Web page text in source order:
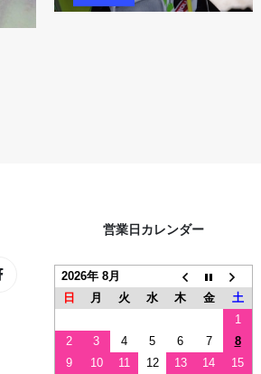
YAMAHA
営業日カレンダー
2026年 8月
日
月 火 水 木 金
土
1
2
3 4 5 6 7
8
9
10 11 12 13 14 15